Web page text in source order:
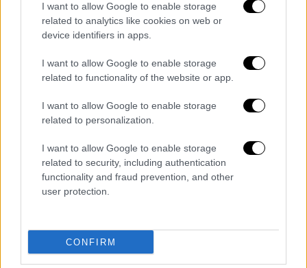
I want to allow Google to enable storage
related to analytics like cookies on web or
device identifiers in apps.
I want to allow Google to enable storage
related to functionality of the website or app.
I want to allow Google to enable storage
related to personalization.
I want to allow Google to enable storage
related to security, including authentication
functionality and fraud prevention, and other
user protection.
CONFIRM
Una sannita in corsa per il vertice dei
giovani del Movimento 5 Stelle in
Campania
- Pubblicità -